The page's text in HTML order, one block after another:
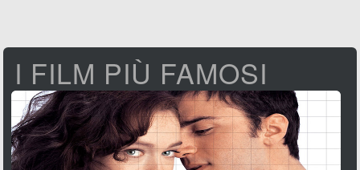
I FILM PIÙ FAMOSI